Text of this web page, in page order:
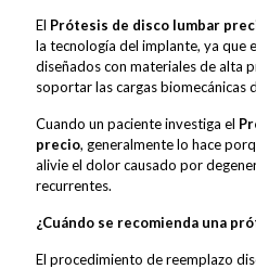
El Prótesis de disco lumbar
la tecnología del implante, ya que
diseñados con materiales de alta
soportar las cargas biomecánicas
Cuando un paciente investiga el
precio, generalmente lo hace
alivie el dolor causado por
recurrentes.
¿Cuándo se recomienda una
El procedimiento de reemplazo